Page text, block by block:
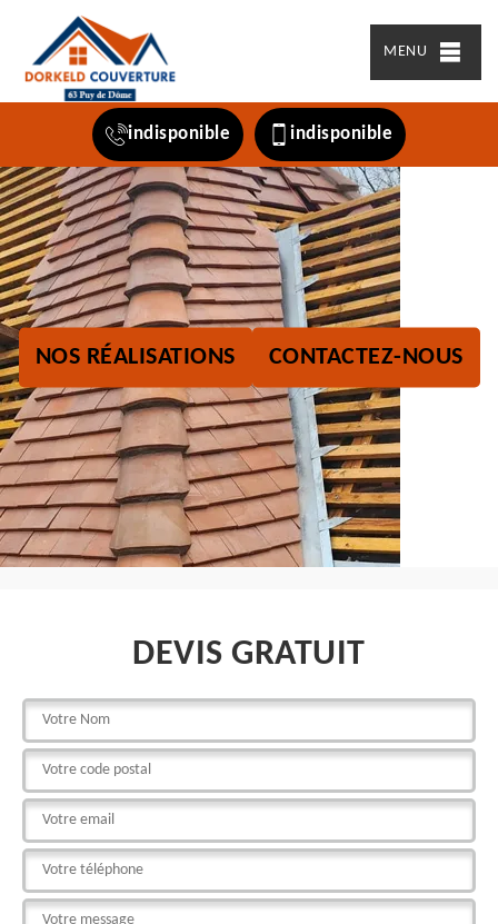
MENU
indisponible indisponible
NOS RÉALISATIONS CONTACTEZ-NOUS
DEVIS GRATUIT